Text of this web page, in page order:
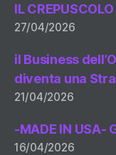
IL
27/04/2026
il Business
diventa una
21/04/2026
-MADE IN USA-
16/04/2026